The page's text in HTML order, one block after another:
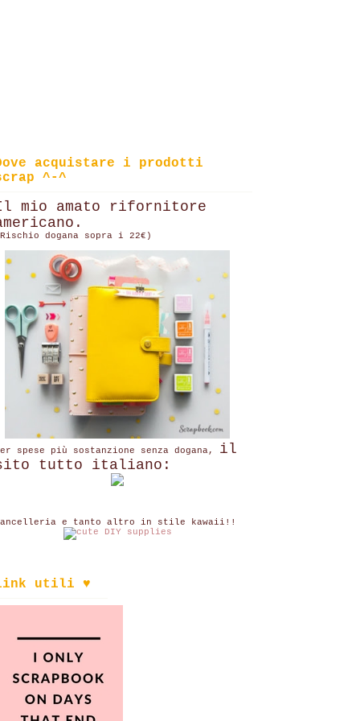
acquistare i prodotti
^-^
mio amato rifornitore
dogana sopra i 22€)
spese più sostanzione senza dogana, il
tutto italiano:
e tanto altro in stile kawaii!!
utili ♥